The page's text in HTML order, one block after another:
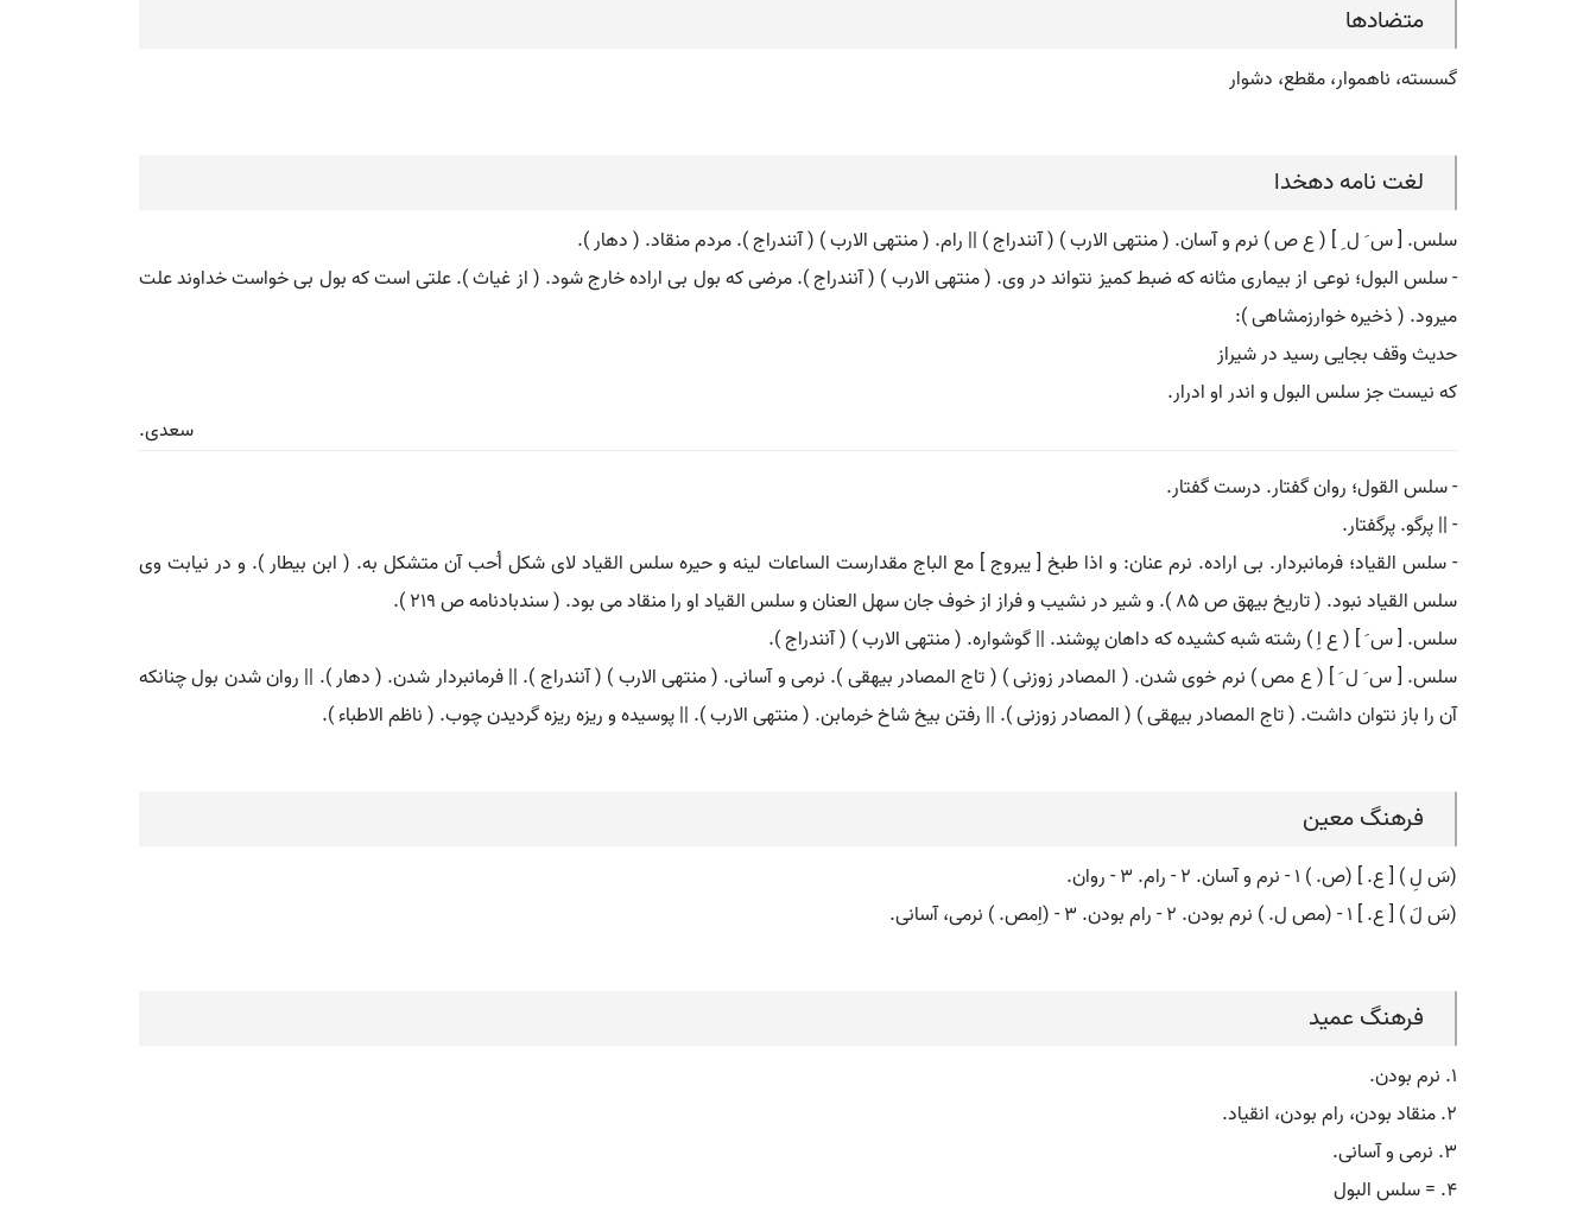
متضادها
گسسته، ناهموار، مقطع، دشوار
لغت نامه دهخدا
سلس. [ س َ ل ِ ] ( ع ص ) نرم و آسان. ( منتهی الارب ) ( آنندراج ) || رام. ( منتهی الارب ) ( آنندراج ). مردم منقاد. ( دهار ).
- سلس البول؛ نوعی از بیماری مثانه که ضبط کمیز نتواند در وی. ( منتهی الارب ) ( آنندراج ). مرضی که بول بی اراده خارج شود. ( از غیاث ). علتی است که بول بی خواست خداوند علت
میرود. ( ذخیره خوارزمشاهی ):
حدیث وقف بجایی رسید در شیراز
که نیست جز سلس البول و اندر او ادرار.
سعدی.
- سلس القول؛ روان گفتار. درست گفتار.
- || پرگو. پرگفتار.
- سلس القیاد؛ فرمانبردار. بی اراده. نرم عنان: و اذا طبخ [ یبروج ] مع الباج مقدارست الساعات لینه و حیره سلس القیاد لای شکل اُحب آن متشکل به. ( ابن بیطار ). و در نیابت وی
سلس القیاد نبود. ( تاریخ بیهق ص 85 ). و شیر در نشیب و فراز از خوف جان سهل العنان و سلس القیاد او را منقاد می بود. ( سندبادنامه ص 219 ).
سلس. [ س َ ] ( ع اِ ) رشته شبه کشیده که داهان پوشند. || گوشواره. ( منتهی الارب ) ( آنندراج ).
سلس. [ س َ ل َ ] ( ع مص ) نرم خوی شدن. ( المصادر زوزنی ) ( تاج المصادر بیهقی ). نرمی و آسانی. ( منتهی الارب ) ( آنندراج ). || فرمانبردار شدن. ( دهار ). || روان شدن بول چنانکه
آن را باز نتوان داشت. ( تاج المصادر بیهقی ) ( المصادر زوزنی ). || رفتن بیخ شاخ خرمابن. ( منتهی الارب ). || پوسیده و ریزه ریزه گردیدن چوب. ( ناظم الاطباء ).
فرهنگ معین
(سَ لِ ) [ ع. ] (ص. ) ۱ - نرم و آسان. ۲ - رام. ۳ - روان.
(سَ لَ ) [ ع. ] ۱ - (مص ل. ) نرم بودن. ۲ - رام بودن. ۳ - (اِمص. ) نرمی، آسانی.
فرهنگ عمید
۱. نرم بودن.
۲. منقاد بودن، رام بودن، انقیاد.
۳. نرمی و آسانی.
۴. = سلس البول